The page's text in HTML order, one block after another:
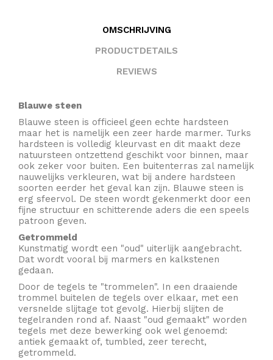
OMSCHRIJVING
PRODUCTDETAILS
REVIEWS
Blauwe steen
Blauwe steen is officieel geen echte hardsteen
maar het is namelijk een zeer harde marmer. Turks
hardsteen is volledig kleurvast en dit maakt deze
natuursteen ontzettend geschikt voor binnen, maar
ook zeker voor buiten. Een buitenterras zal namelijk
nauwelijks verkleuren, wat bij andere hardsteen
soorten eerder het geval kan zijn. Blauwe steen is
erg sfeervol. De steen wordt gekenmerkt door een
fijne structuur en schitterende aders die een speels
patroon geven.
Getrommeld
Kunstmatig wordt een "oud" uiterlijk aangebracht.
Dat wordt vooral bij marmers en kalkstenen
gedaan.
Door de tegels te "trommelen". In een draaiende
trommel buitelen de tegels over elkaar, met een
versnelde slijtage tot gevolg. Hierbij slijten de
tegelranden rond af. Naast "oud gemaakt" worden
tegels met deze bewerking ook wel genoemd:
antiek gemaakt of, tumbled, zeer terecht,
getrommeld.